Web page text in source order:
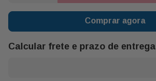
Comprar agora
Calcular frete e prazo de entrega